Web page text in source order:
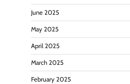
June 2025
May 2025
April 2025
March 2025
February 2025